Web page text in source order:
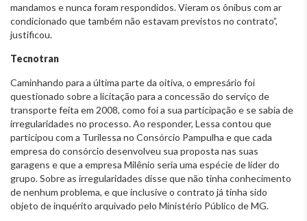
mandamos e nunca foram respondidos. Vieram os ônibus com ar
condicionado que também não estavam previstos no contrato”,
justificou.
Tecnotran
Caminhando para a última parte da oitiva, o empresário foi
questionado sobre a licitação para a concessão do serviço de
transporte feita em 2008, como foi a sua participação e se sabia de
irregularidades no processo. Ao responder, Lessa contou que
participou com a Turilessa no Consórcio Pampulha e que cada
empresa do consórcio desenvolveu sua proposta nas suas
garagens e que a empresa Milênio seria uma espécie de líder do
grupo. Sobre as irregularidades disse que não tinha conhecimento
de nenhum problema, e que inclusive o contrato já tinha sido
objeto de inquérito arquivado pelo Ministério Público de MG.